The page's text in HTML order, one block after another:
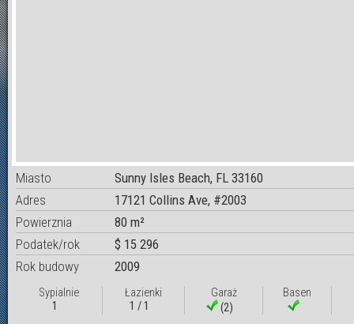
Miasto
Sunny Isles Beach, FL 33160
Adres
17121 Collins Ave, #2003
Powierznia
80 m²
Podatek/rok
$ 15 296
Rok budowy
2009
Sypialnie
1
Łazienki
1 / 1
Garaż
(2)
Basen